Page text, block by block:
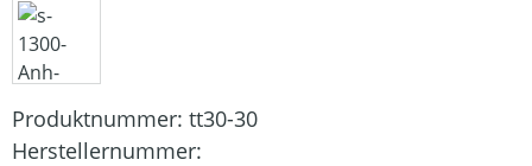
Produktnummer: tt30-30
Herstellernummer: